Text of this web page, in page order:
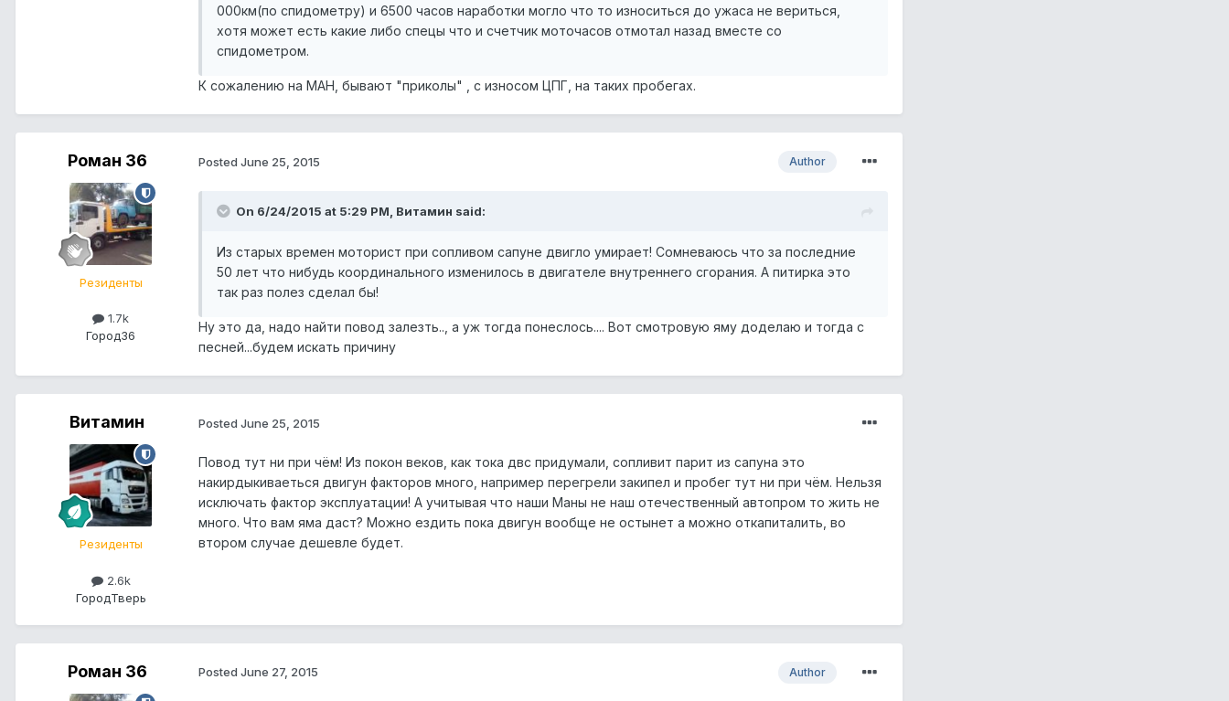
000км(по спидометру) и 6500 часов наработки могло что то износиться до ужаса не вериться,
хотя может есть какие либо спецы что и счетчик моточасов отмотал назад вместе со
спидометром.
К сожалению на МАН, бывают "приколы" , с износом ЦПГ, на таких пробегах.
Роман 36
Резиденты
1.7k
Город36
Author
Posted June 25, 2015
On 6/24/2015 at 5:29 PM, Витамин said:
Из старых времен моторист при сопливом сапуне двигло умирает! Сомневаюсь что за последние
50 лет что нибудь координального изменилось в двигателе внутреннего сгорания. А питирка это
так раз полез сделал бы!
Ну это да, надо найти повод залезть.., а уж тогда понеслось.... Вот смотровую яму доделаю и тогда с
песней...будем искать причину
Витамин
Резиденты
2.6k
ГородТверь
Posted June 25, 2015
Повод тут ни при чём! Из покон веков, как тока двс придумали, сопливит парит из сапуна это
накирдыкиваеться двигун факторов много, например перегрели закипел и пробег тут ни при чём. Нельзя
исключать фактор эксплуатации! А учитывая что наши Маны не наш отечественный автопром то жить не
много. Что вам яма даст? Можно ездить пока двигун вообще не остынет а можно откапиталить, во
втором случае дешевле будет.
Роман 36 Author
Posted June 27, 2015